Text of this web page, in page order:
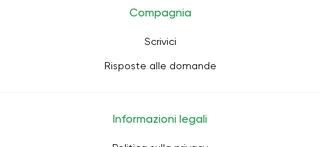
Compagnia
Scrivici
Risposte alle domande
Informazioni legali